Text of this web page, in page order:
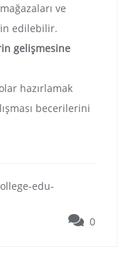
ve
edilebilir.
gelişmesine
hazırlamak
becerilerini
edu-
0